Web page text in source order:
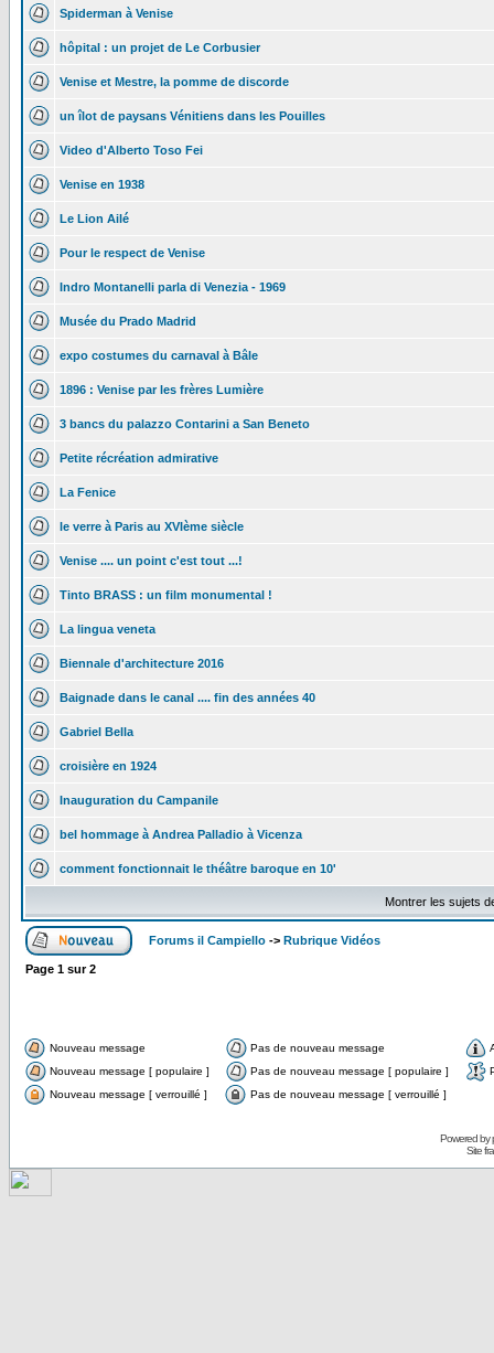
Spiderman à Venise
hôpital : un projet de Le Corbusier
Venise et Mestre, la pomme de discorde
un îlot de paysans Vénitiens dans les Pouilles
Video d'Alberto Toso Fei
Venise en 1938
Le Lion Ailé
Pour le respect de Venise
Indro Montanelli parla di Venezia - 1969
Musée du Prado Madrid
expo costumes du carnaval à Bâle
1896 : Venise par les frères Lumière
3 bancs du palazzo Contarini a San Beneto
Petite récréation admirative
La Fenice
le verre à Paris au XVIème siècle
Venise .... un point c'est tout ...!
Tinto BRASS : un film monumental !
La lingua veneta
Biennale d'architecture 2016
Baignade dans le canal .... fin des années 40
Gabriel Bella
croisière en 1924
Inauguration du Campanile
bel hommage à Andrea Palladio à Vicenza
comment fonctionnait le théâtre baroque en 10'
Montrer les sujets
Forums il Campiello -> Rubrique Vidéos
Page 1 sur2
Nouveau message Pas de nouveau message
Nouveau message [ populaire ]
Pas de nouveau message [ populaire ]
Nouveau message [ verrouillé ]
Pas de nouveau message [ verrouillé ]
Powered by
Site